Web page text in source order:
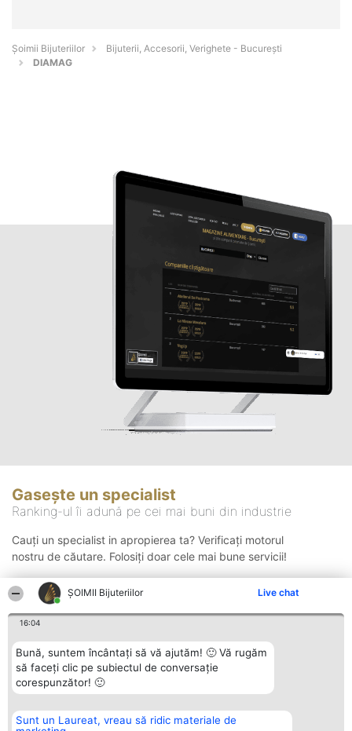
ŞOIMII Bijuteriilor Live chat
16:04
Bună, suntem încântați să vă ajutăm! 🙂 Vă rugăm
să faceți clic pe subiectul de conversație
corespunzător! 🙂
Sunt un Laureat, vreau să ridic materiale de
Şoimii Bijuteriilor
Bijuterii, Accesorii, Verighete - Bucureşti
DIAMAG
Gasește un specialist
Ranking-ul îi adună pe cei mai buni din industrie
Cauți un specialist in apropierea ta? Verificați motorul
nostru de căutare. Folosiți doar cele mai bune servicii!
Organizator Ranking Plebiscyt Contact